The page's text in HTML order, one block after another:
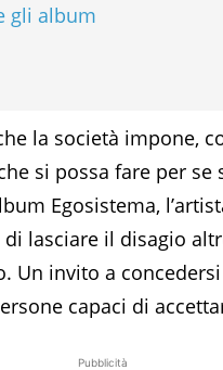
gli album
la società impone,
si possa fare per se
Egosistema,
lasciare il disagio
Un invito a
capaci di
Pubblicità